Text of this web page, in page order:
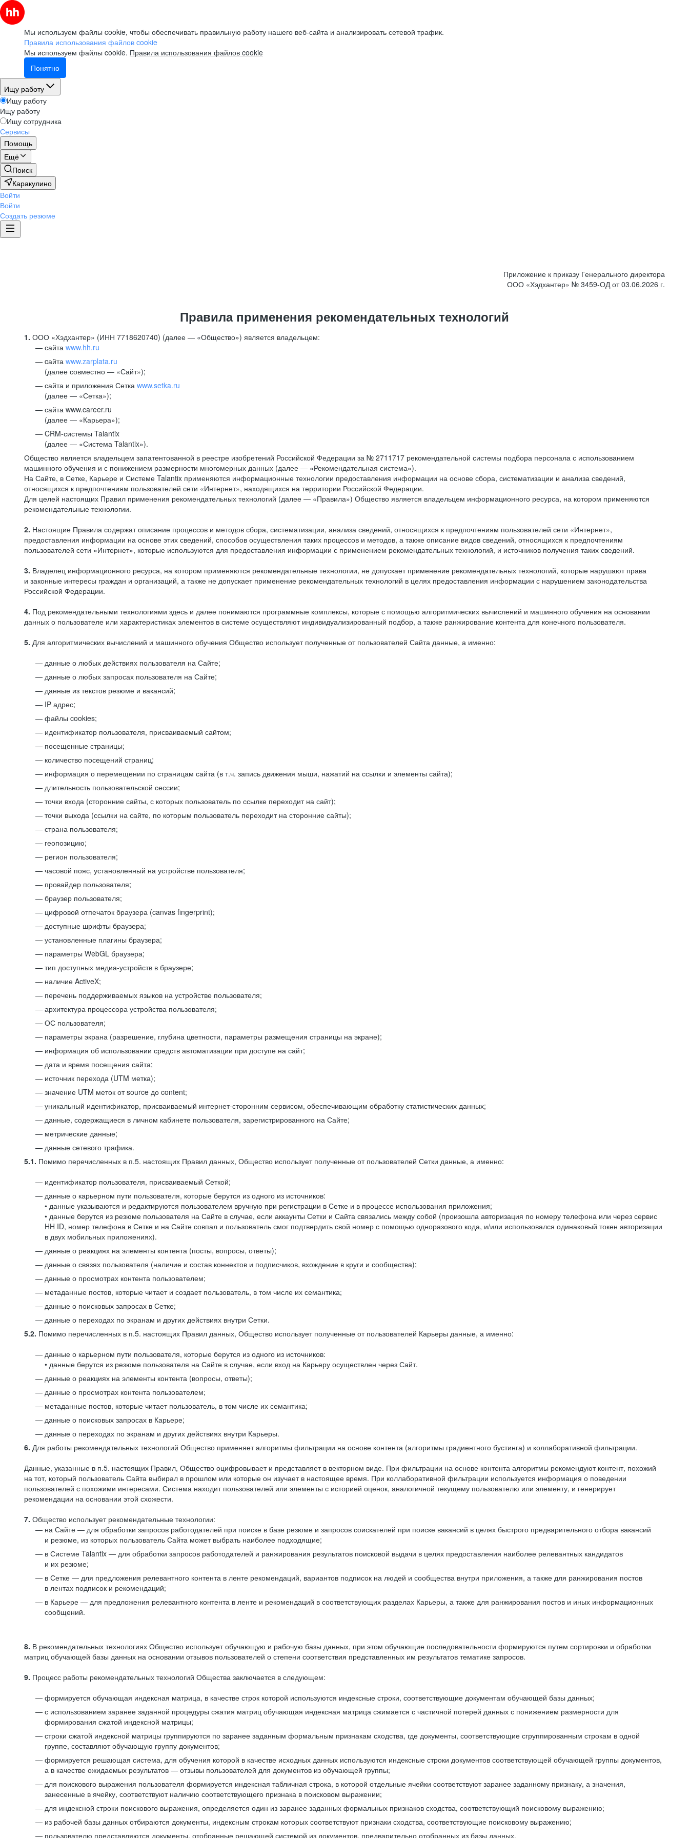
Мы используем файлы cookie, чтобы обеспечивать правильную работу нашего веб-сайта и анализировать сетевой трафик.
Правила использования файлов cookie
Мы используем файлы cookie. Правила использования файлов cookie
Понятно
Ищу работу
Ищу работу
Ищу работу
Ищу сотрудника
Сервисы
Помощь
Ещё
Поиск
Каракулино
Войти
Войти
Создать резюме
Приложение к приказу Генерального директора
ООО «Хэдхантер» № 3459-ОД от 03.06.2026 г.
Правила применения рекомендательных технологий
1. ООО «Хэдхантер» (ИНН 7718620740) (далее — «Общество») является владельцем:
сайта www.hh.ru
cайта www.zarplata.ru
(далее совместно — «Сайт»);
сайта и приложения Сетка www.setka.ru
(далее — «Сетка»);
сайта www.career.ru
(далее — «Карьера»);
CRM-системы Talantix
(далее — «Система Talantix»).
Общество является владельцем запатентованной в реестре изобретений Российской Федерации за № 2711717 рекомендательной системы подбора персонала с использованием
машинного обучения и с понижением размерности многомерных данных (далее — «Рекомендательная система»).
На Сайте, в Сетке, Карьере и Системе Talantix применяются информационные технологии предоставления информации на основе сбора, систематизации и анализа сведений,
относящихся к предпочтениям пользователей сети «Интернет», находящихся на территории Российской Федерации.
Для целей настоящих Правил применения рекомендательных технологий (далее — «Правила») Общество является владельцем информационного ресурса, на котором применяются
рекомендательные технологии.
2. Настоящие Правила содержат описание процессов и методов сбора, систематизации, анализа сведений, относящихся к предпочтениям пользователей сети «Интернет»,
предоставления информации на основе этих сведений, способов осуществления таких процессов и методов, а также описание видов сведений, относящихся к предпочтениям
пользователей сети «Интернет», которые используются для предоставления информации с применением рекомендательных технологий, и источников получения таких сведений.
3. Владелец информационного ресурса, на котором применяются рекомендательные технологии, не допускает применение рекомендательных технологий, которые нарушают права
и законные интересы граждан и организаций, а также не допускает применение рекомендательных технологий в целях предоставления информации с нарушением законодательства
Российской Федерации.
4. Под рекомендательными технологиями здесь и далее понимаются программные комплексы, которые с помощью алгоритмических вычислений и машинного обучения на основании
данных о пользователе или характеристиках элементов в системе осуществляют индивидуализированный подбор, а также ранжирование контента для конечного пользователя.
5. Для алгоритмических вычислений и машинного обучения Общество использует полученные от пользователей Сайта данные, а именно:
данные о любых действиях пользователя на Сайте;
данные о любых запросах пользователя на Сайте;
данные из текстов резюме и вакансий;
IP адрес;
файлы cookies;
идентификатор пользователя, присваиваемый сайтом;
посещенные страницы;
количество посещений страниц;
информация о перемещении по страницам сайта (в т.ч. запись движения мыши, нажатий на ссылки и элементы сайта);
длительность пользовательской сессии;
точки входа (сторонние сайты, с которых пользователь по ссылке переходит на сайт);
точки выхода (ссылки на сайте, по которым пользователь переходит на сторонние сайты);
страна пользователя;
геопозицию;
регион пользователя;
часовой пояс, установленный на устройстве пользователя;
провайдер пользователя;
браузер пользователя;
цифровой отпечаток браузера (canvas fingerprint);
доступные шрифты браузера;
установленные плагины браузера;
параметры WebGL браузера;
тип доступных медиа-устройств в браузере;
наличие ActiveX;
перечень поддерживаемых языков на устройстве пользователя;
архитектура процессора устройства пользователя;
ОС пользователя;
параметры экрана (разрешение, глубина цветности, параметры размещения страницы на экране);
информация об использовании средств автоматизации при доступе на сайт;
дата и время посещения сайта;
источник перехода (UTM метка);
значение UTM меток от source до content;
уникальный идентификатор, присваиваемый интернет-сторонним сервисом, обеспечивающим обработку статистических данных;
данные, содержащиеся в личном кабинете пользователя, зарегистрированного на Сайте;
метрические данные;
данные сетевого трафика.
5.1. Помимо перечисленных в п.5. настоящих Правил данных, Общество использует полученные от пользователей Сетки данные, а именно:
идентификатор пользователя, присваиваемый Сеткой;
данные о карьерном пути пользователя, которые берутся из одного из источников:
• данные указываются и редактируются пользователем вручную при регистрации в Сетке и в процессе использования приложения;
• данные берутся из резюме пользователя на Сайте в случае, если аккаунты Сетки и Сайта связались между собой (произошла авторизация по номеру телефона или через сервис
HH ID, номер телефона в Сетке и на Сайте совпал и пользователь смог подтвердить свой номер с помощью одноразового кода, и/или использовался одинаковый токен авторизации
в двух мобильных приложениях).
данные о реакциях на элементы контента (посты, вопросы, ответы);
данные о связях пользователя (наличие и состав коннектов и подписчиков, вхождение в круги и сообщества);
данные о просмотрах контента пользователем;
метаданные постов, которые читает и создает пользователь, в том числе их семантика;
данные о поисковых запросах в Сетке;
данные о переходах по экранам и других действиях внутри Сетки.
5.2. Помимо перечисленных в п.5. настоящих Правил данных, Общество использует полученные от пользователей Карьеры данные, а именно:
данные о карьерном пути пользователя, которые берутся из одного из источников:
• данные берутся из резюме пользователя на Сайте в случае, если вход на Карьеру осуществлен через Сайт.
данные о реакциях на элементы контента (вопросы, ответы);
данные о просмотрах контента пользователем;
метаданные постов, которые читает пользователь, в том числе их семантика;
данные о поисковых запросах в Карьере;
данные о переходах по экранам и других действиях внутри Карьеры.
6. Для работы рекомендательных технологий Общество применяет алгоритмы фильтрации на основе контента (алгоритмы градиентного бустинга) и коллаборативной фильтрации.
Данные, указанные в п.5. настоящих Правил, Общество оцифровывает и представляет в векторном виде. При фильтрации на основе контента алгоритмы рекомендуют контент, похожий
на тот, который пользователь Сайта выбирал в прошлом или которые он изучает в настоящее время. При коллаборативной фильтрации используется информация о поведении
пользователей с похожими интересами. Система находит пользователей или элементы с историей оценок, аналогичной текущему пользователю или элементу, и генерирует
рекомендации на основании этой схожести.
7. Общество использует рекомендательные технологии:
на Сайте — для обработки запросов работодателей при поиске в базе резюме и запросов соискателей при поиске вакансий в целях быстрого предварительного отбора вакансий
и резюме, из которых пользователь Сайта может выбрать наиболее подходящие;
в Системе Talantix — для обработки запросов работодателей и ранжирования результатов поисковой выдачи в целях предоставления наиболее релевантных кандидатов
и их резюме;
в Сетке — для предложения релевантного контента в ленте рекомендаций, вариантов подписок на людей и сообщества внутри приложения, а также для ранжирования постов
в лентах подписок и рекомендаций;
в Карьере — для предложения релевантного контента в ленте и рекомендаций в соответствующих разделах Карьеры, а также для ранжирования постов и иных информационных
сообщений.
8. В рекомендательных технологиях Общество использует обучающую и рабочую базы данных, при этом обучающие последовательности формируются путем сортировки и обработки
матриц обучающей базы данных на основании отзывов пользователей о степени соответствия представленных им результатов тематике запросов.
9. Процесс работы рекомендательных технологий Общества заключается в следующем:
формируется обучающая индексная матрица, в качестве строк которой используются индексные строки, соответствующие документам обучающей базы данных;
с использованием заранее заданной процедуры сжатия матриц обучающая индексная матрица сжимается с частичной потерей данных с понижением размерности для
формирования сжатой индексной матрицы;
строки сжатой индексной матрицы группируются по заранее заданным формальным признакам сходства, где документы, соответствующие сгруппированным строкам в одной
группе, составляют обучающую группу документов;
формируется решающая система, для обучения которой в качестве исходных данных используются индексные строки документов соответствующей обучающей группы документов,
а в качестве ожидаемых результатов — отзывы пользователей для документов из обучающей группы;
для поискового выражения пользователя формируется индексная табличная строка, в которой отдельные ячейки соответствуют заранее заданному признаку, а значения,
занесенные в ячейку, соответствуют наличию соответствующего признака в поисковом выражении;
для индексной строки поискового выражения, определяется один из заранее заданных формальных признаков сходства, соответствующий поисковому выражению;
из рабочей базы данных отбираются документы, индексным строкам которых соответствуют признаки сходства, соответствующие поисковому выражению;
пользователю представляются документы, отобранные решающей системой из документов, предварительно отобранных из базы данных.